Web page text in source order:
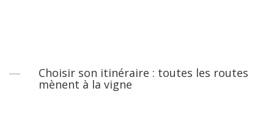
Choisir son itinéraire : toutes les routes
mènent à la vigne